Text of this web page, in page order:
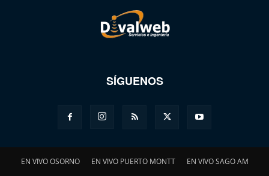
SÍGUENOS
EN VIVO OSORNO EN VIVO PUERTO MONTT EN VIVO SAGO AM